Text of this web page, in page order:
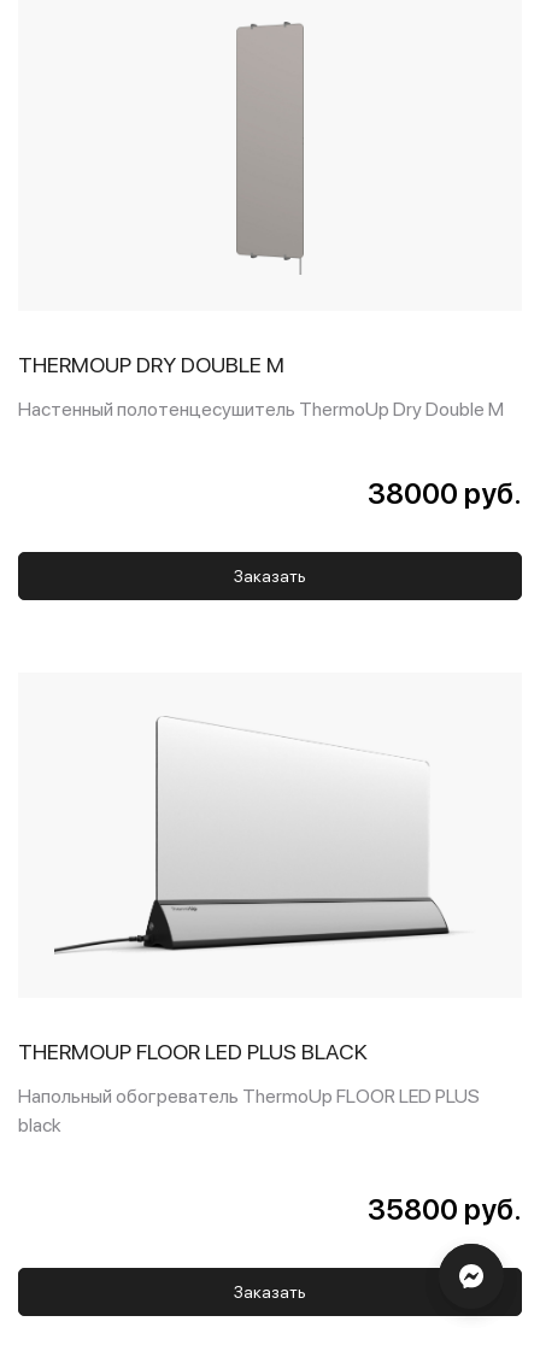
THERMOUP DRY DOUBLE M
Настенный полотенцесушитель ThermoUp Dry Double M
38000 руб.
Заказать
THERMOUP FLOOR LED PLUS BLACK
Напольный обогреватель ThermoUp FLOOR LED PLUS
black
35800 руб.
Заказать